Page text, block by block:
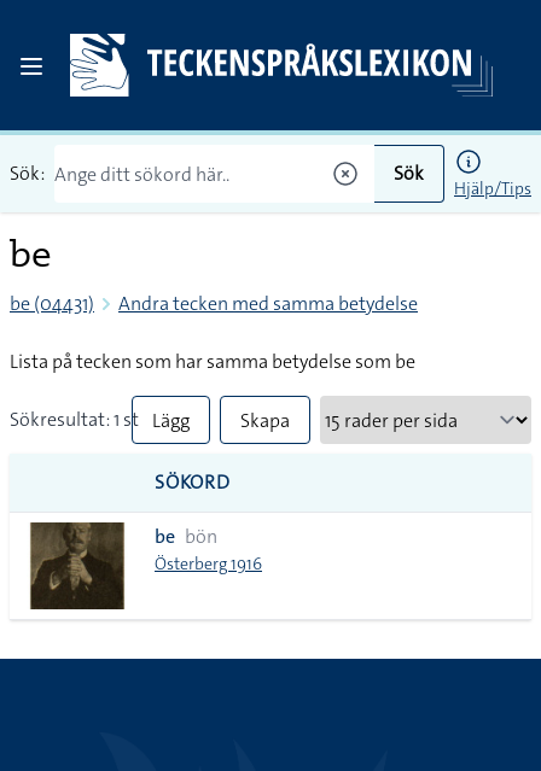
Sök: Sök
Hjälp/Tips
be
be (04431) Andra tecken med samma betydelse
Lista på tecken som har samma betydelse som be
Sökresultat: 1 st Lägg
till
alla i
lista
Skapa
SÖKORD
be bön
Österberg 1916